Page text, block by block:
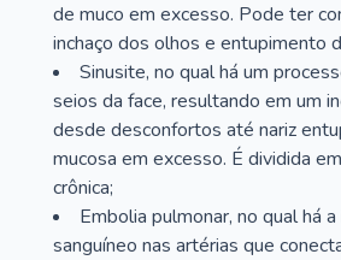
de muco em excesso. Pode ter
inchaço dos olhos e entupimento
Sinusite, no qual há um
seios da face, resultando em um
desde desconfortos até nariz
mucosa em excesso. É dividida
crônica;
Embolia pulmonar, no qual há
sanguíneo nas artérias que